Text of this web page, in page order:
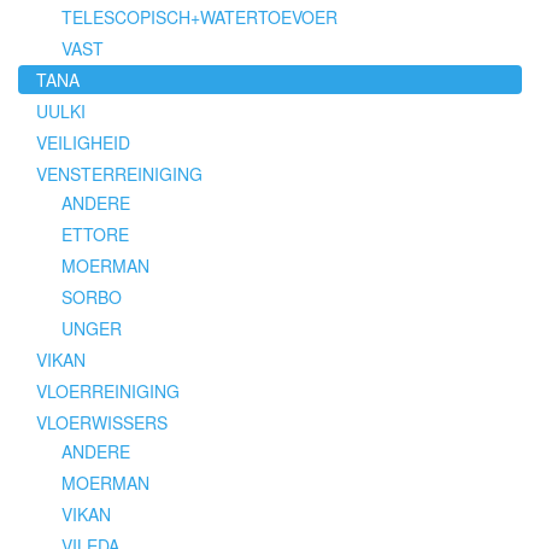
TELESCOPISCH+WATERTOEVOER
VAST
TANA
UULKI
VEILIGHEID
VENSTERREINIGING
ANDERE
ETTORE
MOERMAN
SORBO
UNGER
VIKAN
VLOERREINIGING
VLOERWISSERS
ANDERE
MOERMAN
VIKAN